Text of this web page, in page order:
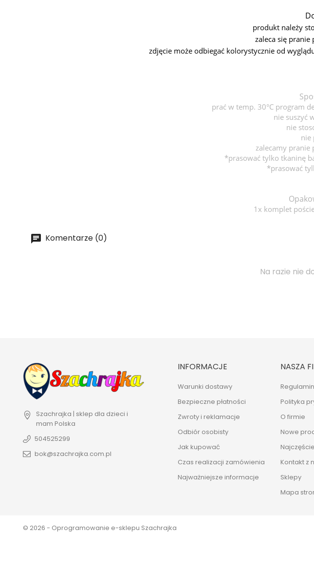
produkt należy
zaleca się pranie
zdjęcie może odbiegać kolorystycznie od
prać w temp. 30°C program
nie suszyć
nie
nie
zalecamy pranie
*prasować tylko tkaninę
*prasować
1x komplet
Komentarze (0)
Na razie nie
Szachrajka | sklep dla dzieci i
mam Polska
504525299
bok@szachrajka.com.pl
INFORMACJE
Warunki dostawy
Bezpieczne płatności
Zwroty i reklamacje
Odbiór osobisty
Jak kupować
Czas realizacji zamówienia
Najważniejsze informacje
NASZA
Polityka
O firmie
Nowe
Kontakt z
Sklepy
Mapa
© 2026 - Oprogramowanie e-sklepu Szachrajka